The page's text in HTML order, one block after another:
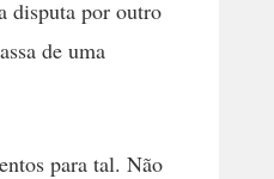
disputa por outro
de uma
para tal. Não